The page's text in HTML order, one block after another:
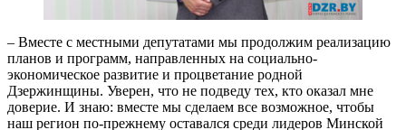
– Вместе с местными депутатами мы продолжим реализацию
планов и программ, направленных на социально-
экономическое развитие и процветание родной
Дзержинщины. Уверен, что не подведу тех, кто оказал мне
доверие. И знаю: вместе мы сделаем все возможное, чтобы
наш регион по-прежнему оставался среди лидеров Минской